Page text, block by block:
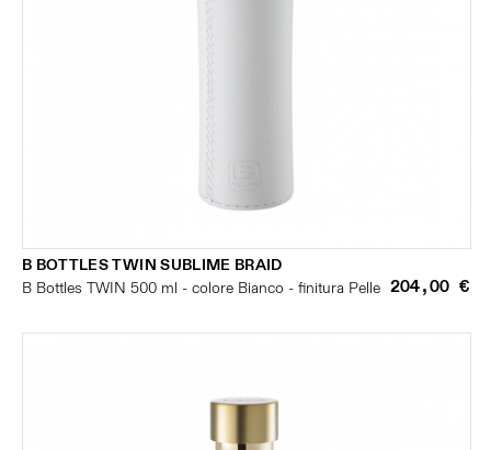
B BOTTLES TWIN SUBLIME BRAID
B Bottles TWIN 500 ml - colore Bianco - finitura Pelle 204,00 €